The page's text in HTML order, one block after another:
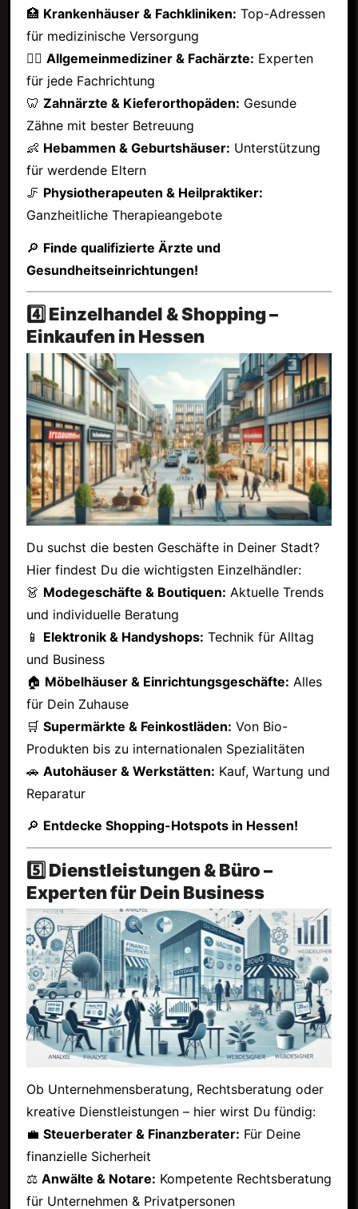
🏥 Krankenhäuser & Fachkliniken: Top-Adressen
für medizinische Versorgung
👩‍⚕️ Allgemeinmediziner & Fachärzte: Experten
für jede Fachrichtung
🦷 Zahnärzte & Kieferorthopäden: Gesunde
Zähne mit bester Betreuung
👶 Hebammen & Geburtshäuser: Unterstützung
für werdende Eltern
🦵 Physiotherapeuten & Heilpraktiker:
Ganzheitliche Therapieangebote
🔎 Finde qualifizierte Ärzte und
Gesundheitseinrichtungen!
4️⃣ Einzelhandel & Shopping –
Einkaufen in Hessen
Du suchst die besten Geschäfte in Deiner Stadt?
Hier findest Du die wichtigsten Einzelhändler:
👗 Modegeschäfte & Boutiquen: Aktuelle Trends
und individuelle Beratung
📱 Elektronik & Handyshops: Technik für Alltag
und Business
🏠 Möbelhäuser & Einrichtungsgeschäfte: Alles
für Dein Zuhause
🛒 Supermärkte & Feinkostläden: Von Bio-
Produkten bis zu internationalen Spezialitäten
🚗 Autohäuser & Werkstätten: Kauf, Wartung und
Reparatur
🔎 Entdecke Shopping-Hotspots in Hessen!
5️⃣ Dienstleistungen & Büro –
Experten für Dein Business
Ob Unternehmensberatung, Rechtsberatung oder
kreative Dienstleistungen – hier wirst Du fündig:
💼 Steuerberater & Finanzberater: Für Deine
finanzielle Sicherheit
⚖ Anwälte & Notare: Kompetente Rechtsberatung
für Unternehmen & Privatpersonen